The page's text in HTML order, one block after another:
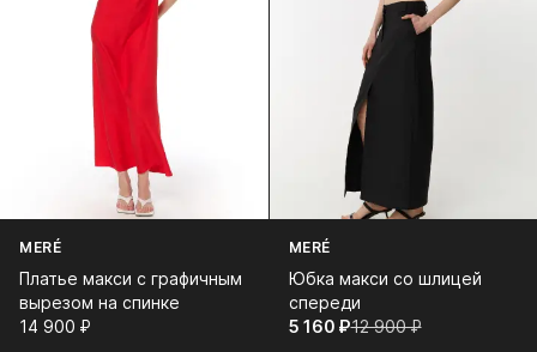
MERÉ
Платье макси с графичным
вырезом на спинке
14 900⁠ ⁠₽
MERÉ
Юбка макси со шлицей
спереди
5 160⁠ ⁠₽12 900⁠ ⁠₽